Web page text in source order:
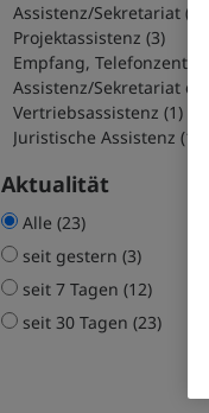
Assistenz/Sekretariat (15)
Projektassistenz (3)
Empfang,
Vertriebsassistenz (1)
Juristische Assistenz (1)
Aktualität
Alle (23)
seit gestern (3)
seit 7 Tagen (12)
seit 30 Tagen (23)